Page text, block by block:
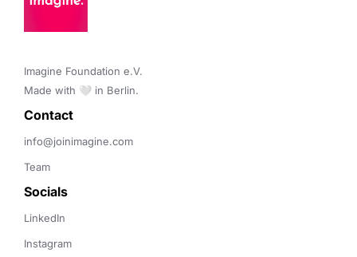
Imagine Foundation e.V.
Made with 🤍 in Berlin.
Contact
info@joinimagine.com
Team
Socials
LinkedIn
Instagram